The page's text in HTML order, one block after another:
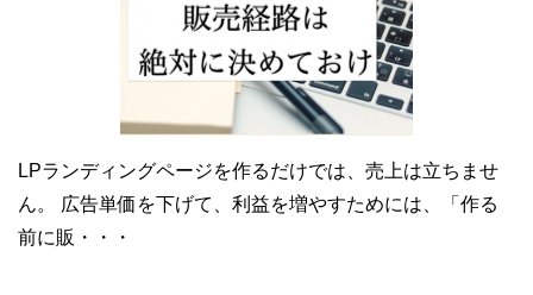
LPランディングページを作るだけでは、売上は立ちませ
ん。 広告単価を下げて、利益を増やすためには、「作る
前に販・・・